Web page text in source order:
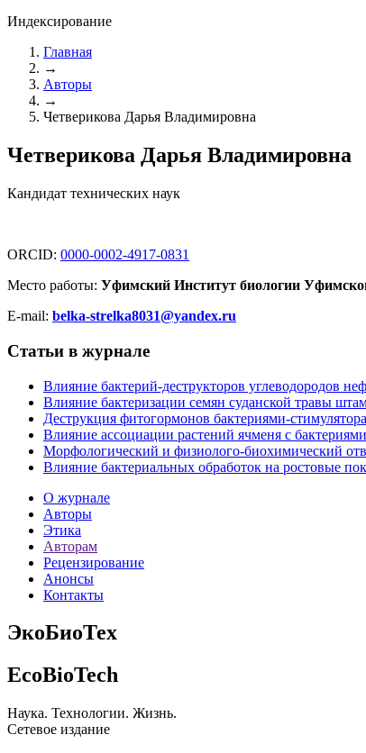
Индексирование
Главная
→
Авторы
→
Четверикова Дарья Владимировна
Четверикова Дарья Владимировна
Кандидат технических наук
ORCID: 0000-0002-4917-0831
Место работы: Уфимский Институт биологии
E-mail: belka-strelka8031@yandex.ru
Статьи в журнале
Влияние бактерий-деструкторов углеводородов
Влияние бактеризации семян суданской травы
Деструкция фитогормонов бактериями-
Влияние ассоциации растений ячменя с
Морфологический и физиолого-биохимический
Влияние бактериальных обработок на ростовые
О журнале
Авторы
Этика
Авторам
Рецензирование
Анонсы
Контакты
ЭкоБиоТех
EcoBioTech
Наука. Технологии. Жизнь.
Сетевое издание